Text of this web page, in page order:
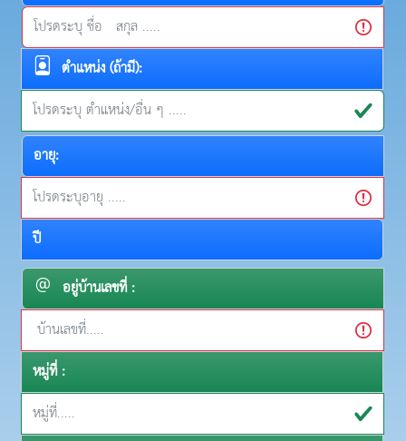
ตำแหน่ง (ถ้ามี):
อายุ:
ปี
อยู่บ้านเลขที่ :
หมู่ที่ :